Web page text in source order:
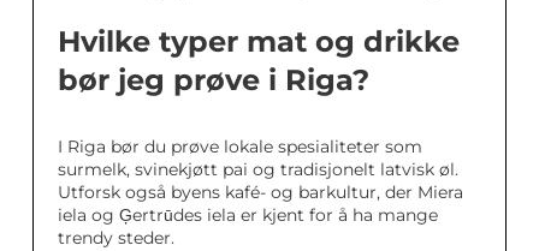
Hvilke typer mat og drikke
bør jeg prøve i Riga?
I Riga bør du prøve lokale spesialiteter som
surmelk, svinekjøtt pai og tradisjonelt latvisk øl.
Utforsk også byens kafé- og barkultur, der Miera
iela og Ģertrūdes iela er kjent for å ha mange
trendy steder.